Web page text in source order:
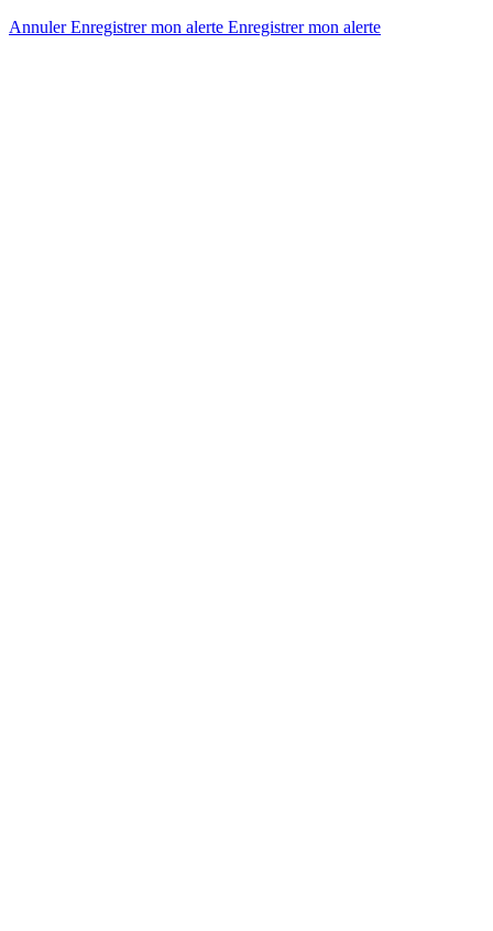
AnnulerEnregistrer mon alerte Enregistrermon alerte